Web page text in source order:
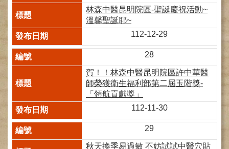
心
(Health
Center)
醫
療
費
子
林森中醫昆明院區-聖誕慶祝活動~
溫馨聖誕耶~
112-12-29
28
賀！！林森中醫昆明院區許中華醫
師榮獲衛生福利部第二屆玉階獎-
「領航貢獻獎」
112-11-30
29
秋天換季易過敏 不妨試試中醫穴貼